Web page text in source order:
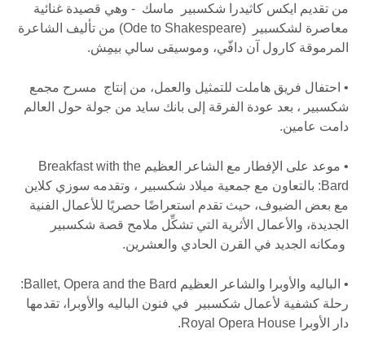
من تقديم ايكس كاثيدرا شكسبير ماسك - وهي قصيدة غنائية
معاصرة لشكسبير (Ode to Shakespeare) من تأليف الشاعرة
المرموقة كارول آن دافّي، وموسيقى سالي بيمِش.
• احتفال فريق هاملت للتمثيل والعمل، من إنتاج مسرح مجمع
شكسبير ، بعد عودة الفرقة إلى بانك سايد من جولة حول العالم
دامت عامين.
• موعد على الإفطار مع الشاعر العظيم Breakfast with the
Bard: بالتعاون مع جمعية ميلاد شكسبير ، وتقدمه سوزي كلاين
مع بعض الضيوف، حيث تقدم استعراضًا حصريًا للأعمال الفنية
الجديدة، والأعمال الأثرية التي تشكِّل ملامح قصة شكسبير
ومكانه الجديد في القرن الحادي والعشرين.
• الباليه والأوبرا والشاعر العظيم Ballet, Opera and the Bard:
رحلة كشفية لأعمال شكسبير في فنون الباليه والأوبرا، تقدمها
دار الأوبرا Royal Opera House.